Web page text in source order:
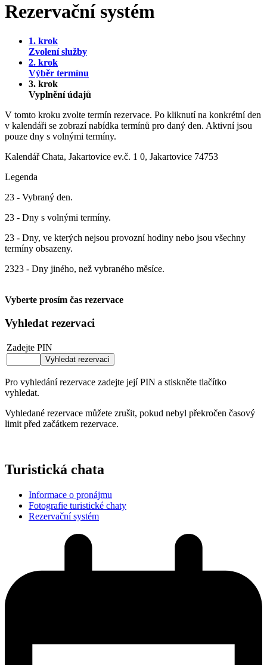
Rezervační systém
1. krok
Zvolení služby
2. krok
Výběr termínu
3. krok
Vyplnění údajů
V tomto kroku zvolte termín rezervace. Po kliknutí na konkrétní den
v kalendáři se zobrazí nabídka termínů pro daný den. Aktivní jsou
pouze dny s volnými termíny.
KalendářChata, Jakartovice ev.č. 1 0, Jakartovice 74753
Legenda
23 - Vybraný den.
23 - Dny s volnými termíny.
23 - Dny, ve kterých nejsou provozní hodiny nebo jsou všechny
termíny obsazeny.
2323 - Dny jiného, než vybraného měsíce.
Vyberte prosím čas rezervace
Vyhledat rezervaci
Zadejte PIN
Pro vyhledání rezervace zadejte její PIN a stiskněte tlačítko
vyhledat.
Vyhledané rezervace můžete zrušit, pokud nebyl překročen časový
limit před začátkem rezervace.
Turistická chata
Informace o pronájmu
Fotografie turistické chaty
Rezervační systém